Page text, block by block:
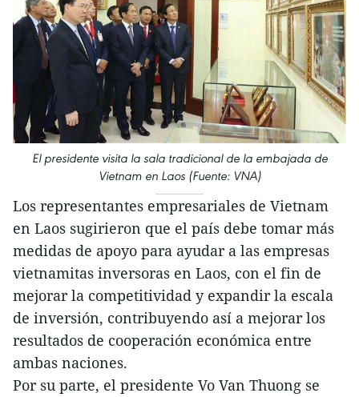
El presidente visita la sala tradicional de la embajada de
Vietnam en Laos (Fuente: VNA)
Los representantes empresariales de Vietnam
en Laos sugirieron que el país debe tomar más
medidas de apoyo para ayudar a las empresas
vietnamitas inversoras en Laos, con el fin de
mejorar la competitividad y expandir la escala
de inversión, contribuyendo así a mejorar los
resultados de cooperación económica entre
ambas naciones.
Por su parte, el presidente Vo Van Thuong se